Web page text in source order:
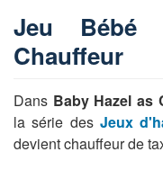
Jeu Bébé
Chauffeur
Dans Baby Hazel as
la série des Jeux
devient chauffeur de